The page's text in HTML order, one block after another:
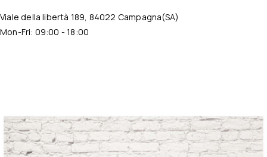
Viale della libertà 189, 84022 Campagna(SA)
Mon-Fri: 09:00 - 18:00